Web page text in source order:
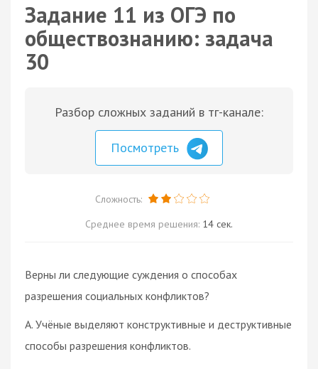
Задание 11 из ОГЭ по
обществознанию: задача
30
Разбор сложных заданий в тг-канале:
Посмотреть
Сложность:
Среднее время решения: 14 сек.
Верны ли следующие суждения о способах
разрешения социальных конфликтов?
А. Учёные выделяют конструктивные и деструктивные
способы разрешения конфликтов.